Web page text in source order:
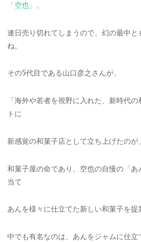
「空也」。
連日売り切れてしまうので、幻の最中と
ね。
その5代目である山口彦之さんが、
「海外や若者を視野に入れた、新時代
トに
新感覚の和菓子店として立ち上げたのが、
和菓子屋の命であり、空也の自慢の「あ
当て
あんを様々に仕立てた新しい和菓子を提
中でも有名なのは、あんをジャムに仕立